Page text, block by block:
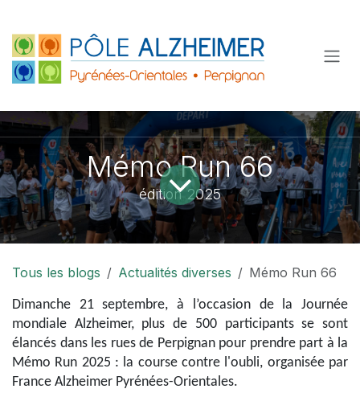
Mémo Run 66
édition 2025
Tous les blogs Actualités diverses Mémo Run 66
Dimanche 21 septembre, à l’occasion de la Journée
mondiale Alzheimer, plus de 500 participantsse sont
élancés dans les rues de Perpignan pour prendre part à la
Mémo Run 2025 ​ : la course contre l'oubli, organisée par
France Alzheimer Pyrénées-Orientales.